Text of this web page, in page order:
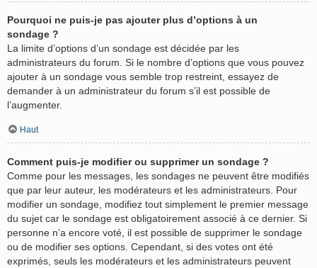
Pourquoi ne puis-je pas ajouter plus d’options à un
sondage ?
La limite d’options d’un sondage est décidée par les
administrateurs du forum. Si le nombre d’options que vous pouvez
ajouter à un sondage vous semble trop restreint, essayez de
demander à un administrateur du forum s’il est possible de
l’augmenter.
Haut
Comment puis-je modifier ou supprimer un sondage ?
Comme pour les messages, les sondages ne peuvent être modifiés
que par leur auteur, les modérateurs et les administrateurs. Pour
modifier un sondage, modifiez tout simplement le premier message
du sujet car le sondage est obligatoirement associé à ce dernier. Si
personne n’a encore voté, il est possible de supprimer le sondage
ou de modifier ses options. Cependant, si des votes ont été
exprimés, seuls les modérateurs et les administrateurs peuvent